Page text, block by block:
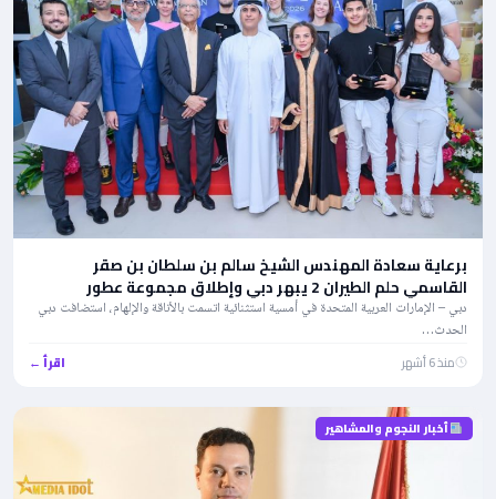
برعاية سعادة المهندس الشيخ سالم بن سلطان بن صقر
القاسمي حلم الطيران 2 يبهر دبي وإطلاق مجموعة عطور
AMANIYAH
دبي – الإمارات العربية المتحدة في أمسية استثنائية اتسمت بالأناقة والإلهام، استضافت دبي
الحدث…
منذ 6 أشهر اقرأ ←
أخبار النجوم والمشاهير